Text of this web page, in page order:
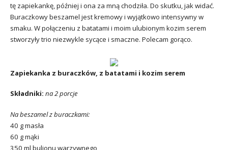
tę zapiekankę, później i ona za mną chodziła. Do skutku, jak widać.
Buraczkowy beszamel jest kremowy i wyjątkowo intensywny w
smaku. W połączeniu z batatami i moim ulubionym kozim serem
stworzyły trio niezwykle sycące i smaczne. Polecam gorąco.
Zapiekanka z buraczków, z batatami i kozim serem
Składniki: na 2 porcje
Na beszamel z buraczkami:
40 g masła
60 g mąki
350 ml bulionu warzywnego